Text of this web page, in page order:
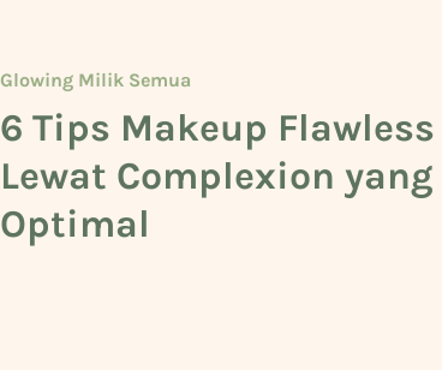
Glowing Milik Semua
6 Tips Makeup Flawless
Lewat Complexion yang
Optimal
Cara Mengetahui Warna
Kulit Kuning Langsat
5 Deretan Basic Skincare
untuk Cowok